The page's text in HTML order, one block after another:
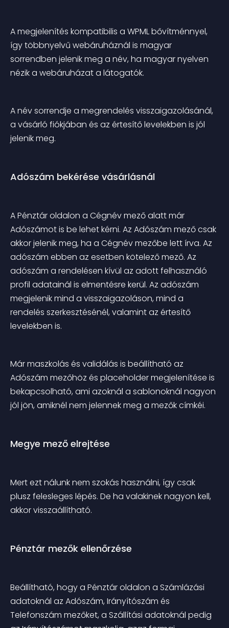
A megjelenítés kompatibilis a WPML bővítménnyel,
így többnyelvű webáruháznál is magyar
sorrendben jelenik meg a név, ha magyar nyelven
nézik a webáruházat a látogatók.
A név sorrendje a megrendelés visszaigazolásánál,
a vásárló fiókjában és az értesítő levelekben is jól
jelenik meg.
Adószám bekérése vásárlásnál
A Pénztár oldalon a Cégnév mező alatt már
Adószámot is be lehet kérni. Az Adószám mező csak
akkor jelenik meg, ha a Cégnév mezőbe lett írva. Az
adószám ebben az esetben kötelező mező. Az
adószám a rendelésen kívül az adott felhasználó
profil adatainál is elmentésre kerül. Az adószám
megjelenik mind a visszaigazoláson, mind a
rendelés szerkesztésénél, valamint az értesítő
levelekben is.
Már maszkolás és validálás is beállítható az
Adószám mezőhöz és placeholder megjelenítése is
bekapcsolható, ami azoknál a sablonoknál nagyon
jól jön, amiknél nem jelennek meg a mezők címkéi.
Megye mező elrejtése
Mert ezt nálunk nem szokás használni, így csak
plusz felesleges lépés. De ha valakinek nagyon kell,
akkor visszaállítható.
Pénztár mezők ellenőrzése
Beállítható, hogy a Pénztár oldalon a Számlázási
adatoknál az Adószám, Irányítószám és
Telefonszám mezőket, a Szállítási adatoknál pedig